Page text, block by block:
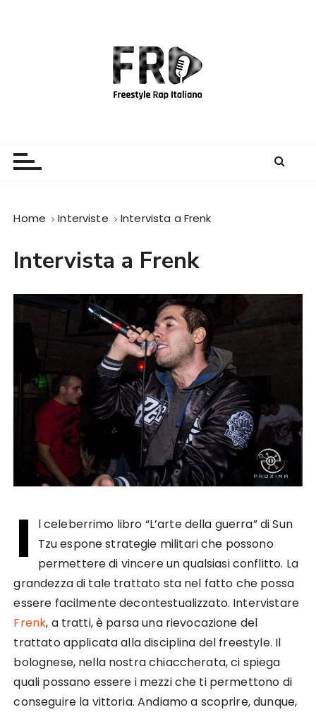
Home Interviste Intervista a Frenk
Intervista a Frenk
I
l celeberrimo libro “L’arte della guerra” di Sun
Tzu espone strategie militari che possono
permettere di vincere un qualsiasi conflitto. La
grandezza di tale trattato sta nel fatto che possa
essere facilmente decontestualizzato. Intervistare
Frenk, a tratti, è parsa una rievocazione del
trattato applicata alla disciplina del freestyle. Il
bolognese, nella nostra chiaccherata, ci spiega
quali possano essere i mezzi che ti permettono di
conseguire la vittoria. Andiamo a scoprire, dunque,